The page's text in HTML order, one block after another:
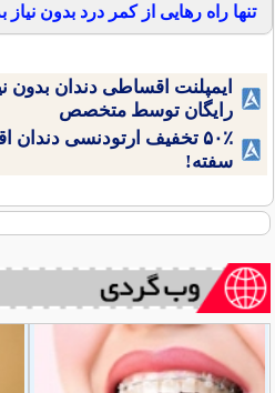
تنها راه رهایی از کمر درد بدون
ایمپلنت اقساطی دندان بدون
رایگان توسط متخصص
۵۰٪ تخفیف ارتودنسی
سفته!